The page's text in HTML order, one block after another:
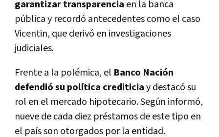
garantizar transparencia en la banca
pública y recordó antecedentes como el caso
Vicentin, que derivó en investigaciones
judiciales.
Frente a la polémica, el Banco Nación
defendió su política crediticiay destacó su
rol en el mercado hipotecario. Según informó,
nueve de cada diez préstamos de este tipo en
el país son otorgados por la entidad.